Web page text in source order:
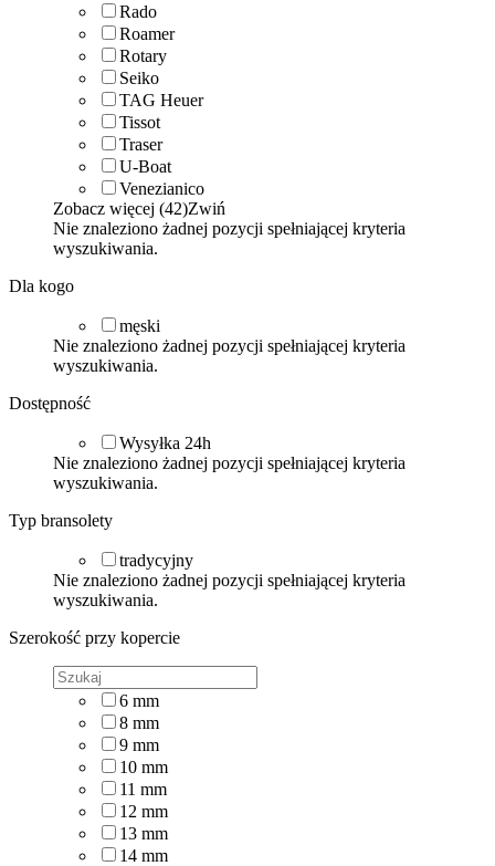
Rado
Roamer
Rotary
Seiko
TAG Heuer
Tissot
Traser
U-Boat
Venezianico
Zobacz więcej (42)Zwiń
Nie znaleziono żadnej pozycji spełniającej kryteria
wyszukiwania.
Dla kogo
męski
Nie znaleziono żadnej pozycji spełniającej kryteria
wyszukiwania.
Dostępność
Wysyłka 24h
Nie znaleziono żadnej pozycji spełniającej kryteria
wyszukiwania.
Typ bransolety
tradycyjny
Nie znaleziono żadnej pozycji spełniającej kryteria
wyszukiwania.
Szerokość przy kopercie
6 mm
8 mm
9 mm
10 mm
11 mm
12 mm
13 mm
14 mm